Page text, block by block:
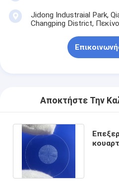
Jidong Industraial Park,
Changping District,
Αποκτήστε Την